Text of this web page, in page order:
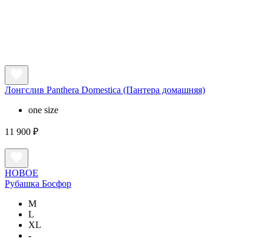
Лонгслив Panthera Domestica (Пантера домашняя)
one size
11 900 ₽
НОВОЕ
Рубашка Босфор
M
L
XL
-